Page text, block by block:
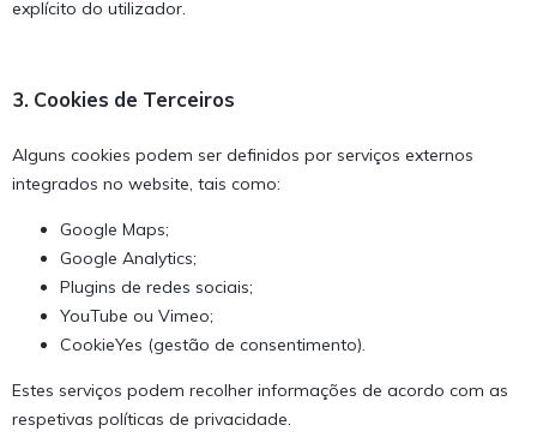
explícito do utilizador.
3. Cookies de Terceiros
Alguns cookies podem ser definidos por serviços externos
integrados no website, tais como:
Google Maps;
Google Analytics;
Plugins de redes sociais;
YouTube ou Vimeo;
CookieYes (gestão de consentimento).
Estes serviços podem recolher informações de acordo com as
respetivas políticas de privacidade.